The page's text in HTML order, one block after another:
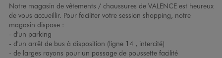
Notre magasin de vêtements / chaussures de VALENCE est heureux
de vous accueillir. Pour faciliter votre session shopping, notre
magasin dispose :
- d'un parking
- d'un arrêt de bus à disposition (ligne 14 , intercité)
- de larges rayons pour un passage de poussette facilité